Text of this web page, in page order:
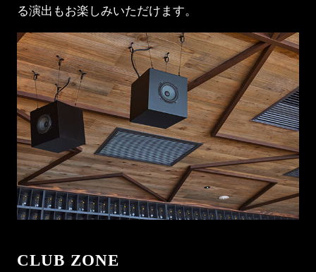
る演出もお楽しみいただけます。
CLUB ZONE